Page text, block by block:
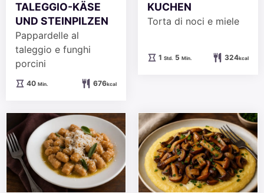
TALEGGIO-KÄSE
UND STEINPILZEN
Pappardelle al
taleggio e funghi
porcini
40Minuten
Min. 676kcal
KUCHEN
Torta di noci e miele
1Stunde
Std. 5Minuten
Min. 324kcal